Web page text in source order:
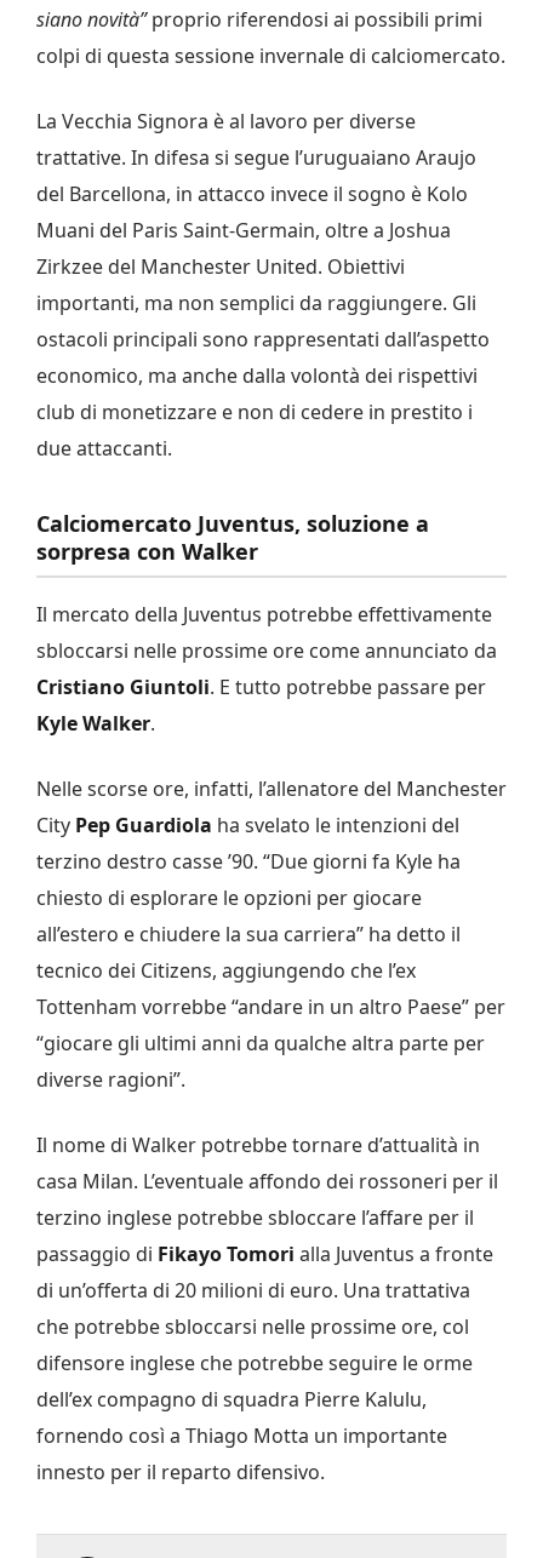
siano novità”proprio riferendosi ai possibili primi
colpi di questa sessione invernale di calciomercato.
La Vecchia Signora è al lavoro per diverse
trattative. In difesa si segue l’uruguaiano Araujo
del Barcellona, in attacco invece il sogno è Kolo
Muani del Paris Saint-Germain, oltre a Joshua
Zirkzee del Manchester United. Obiettivi
importanti, ma non semplici da raggiungere. Gli
ostacoli principali sono rappresentati dall’aspetto
economico, ma anche dalla volontà dei rispettivi
club di monetizzare e non di cedere in prestito i
due attaccanti.
Calciomercato Juventus, soluzione a
sorpresa con Walker
Il mercato della Juventus potrebbe effettivamente
sbloccarsi nelle prossime ore come annunciato da
Cristiano Giuntoli. E tutto potrebbe passare per
Kyle Walker.
Nelle scorse ore, infatti, l’allenatore del Manchester
City Pep Guardiola ha svelato le intenzioni del
terzino destro casse ’90. “Due giorni fa Kyle ha
chiesto di esplorare le opzioni per giocare
all’estero e chiudere la sua carriera” ha detto il
tecnico dei Citizens, aggiungendo che l’ex
Tottenham vorrebbe “andare in un altro Paese” per
“giocare gli ultimi anni da qualche altra parte per
diverse ragioni”.
Il nome di Walker potrebbe tornare d’attualità in
casa Milan. L’eventuale affondo dei rossoneri per il
terzino inglese potrebbe sbloccare l’affare per il
passaggio di Fikayo Tomori alla Juventus a fronte
di un’offerta di 20 milioni di euro. Una trattativa
che potrebbe sbloccarsi nelle prossime ore, col
difensore inglese che potrebbe seguire le orme
dell’ex compagno di squadra Pierre Kalulu,
fornendo così a Thiago Motta un importante
innesto per il reparto difensivo.